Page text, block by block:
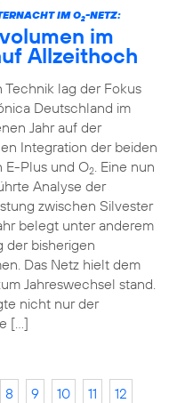
IM O2-NETZ:
im
Allzeithoch
Technik lag der Fokus
Deutschland im
Jahr auf der
Integration der beiden
E-Plus und O2. Eine nun
Analyse der
zwischen Silvester
belegt unter anderem
der bisherigen
Das Netz hielt dem
Jahreswechsel stand.
nicht nur der
[…]
8 9 10 11
12